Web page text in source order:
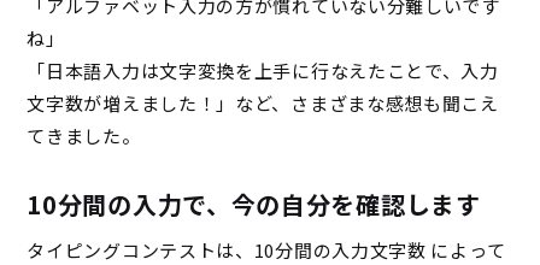
「アルファベット入力の方が慣れていない分難しいです
ね」
「日本語入力は文字変換を上手に行なえたことで、入力
文字数が増えました！」など、さまざまな感想も聞こえ
てきました。
10分間の入力で、今の自分を確認します
タイピングコンテストは、10分間の入力文字数 によって